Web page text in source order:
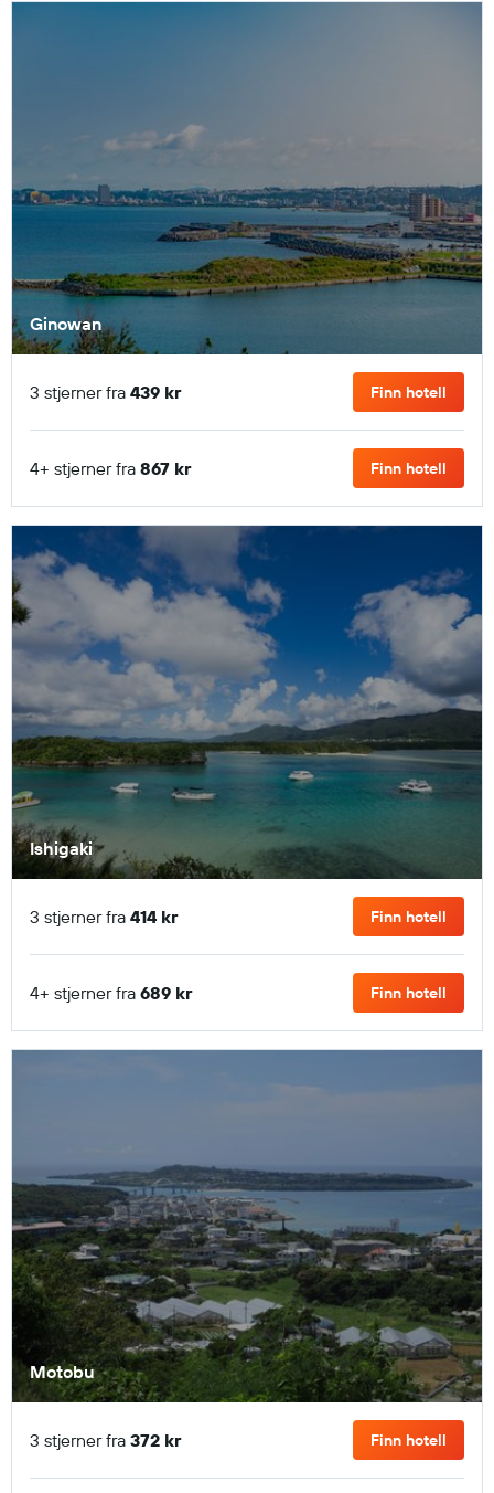
Ginowan
3 stjerner fra 439 kr Finn hotell
4+ stjerner fra 867 kr Finn hotell
Ishigaki
3 stjerner fra 414 kr Finn hotell
4+ stjerner fra 689 kr Finn hotell
Motobu
3 stjerner fra 372 kr Finn hotell